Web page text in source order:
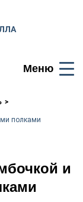
Меню
полками
и